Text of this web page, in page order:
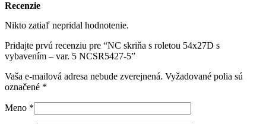
Recenzie
Nikto zatiaľ nepridal hodnotenie.
Pridajte prvú recenziu pre “NC skriňa s roletou 54x27D s
vybavením – var. 5 NCSR5427-5”
Vaša e-mailová adresa nebude zverejnená. Vyžadované polia sú
označené *
Meno *